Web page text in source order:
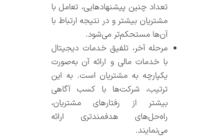
تعداد چنین پیشنهادهایی، تعامل با
مشتریان بیشتر و در نتیجه ارتباط با
آن‌ها مستحکم‌‌تر می‌‌شود.
مرحله آخر، تلفیق خدمات دیجیتال
با خدمات مالی و ارائه آن به‌‌صورت
یکپارچه به مشتریان است. به این
ترتیب، شرکت‌‌ها با کسب آگاهی
بیشتر از رفتارهای مشتریان،
راه‌‌حل‌‌های هدفمندتری ارائه
می‌‌نمایند.